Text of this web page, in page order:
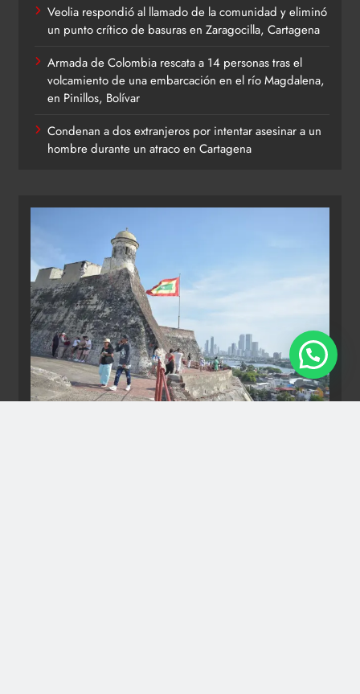
Veolia respondió al llamado de la comunidad y eliminó
un punto crítico de basuras en Zaragocilla, Cartagena
Armada de Colombia rescata a 14 personas tras el
volcamiento de una embarcación en el río Magdalena,
en Pinillos, Bolívar
Condenan a dos extranjeros por intentar asesinar a un
hombre durante un atraco en Cartagena